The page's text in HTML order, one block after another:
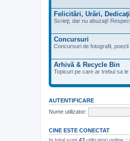
Felicitări, Urări,
Scrieţi, dar nu abuzaţi!
Concursuri
Concursuri de fotografii, poezii
Arhivă & Recycle Bin
Topicuri pe care ar trebui sa
AUTENTIFICARE
Nume utilizator:
CINE ESTE CONECTAT
In total sunt 43 utilizatori online